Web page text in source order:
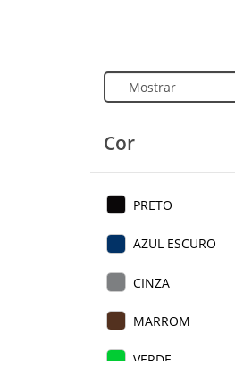
Cor
PRETO
AZUL ESCURO
CINZA
MARROM
VERDE